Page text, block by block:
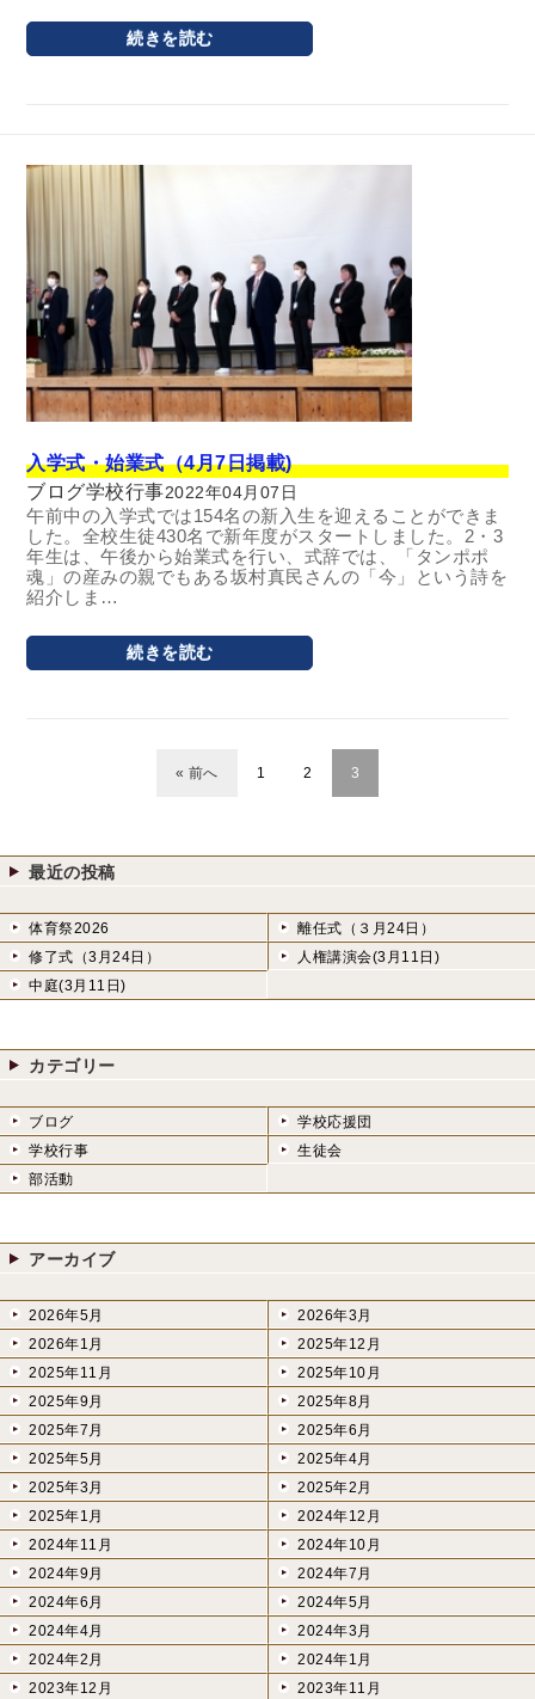
続きを読む
入学式・始業式（4月7日掲載)
ブログ学校行事2022年04月07日
午前中の入学式では154名の新入生を迎えることができま
した。全校生徒430名で新年度がスタートしました。2・3
年生は、午後から始業式を行い、式辞では、「タンポポ
魂」の産みの親でもある坂村真民さんの「今」という詩を
紹介しま…
続きを読む
« 前へ 1 2 3
最近の投稿
体育祭2026
離任式（３月24日）
修了式（3月24日）
人権講演会(3月11日)
中庭(3月11日)
カテゴリー
ブログ
学校応援団
学校行事
生徒会
部活動
アーカイブ
2026年5月
2026年3月
2026年1月
2025年12月
2025年11月
2025年10月
2025年9月
2025年8月
2025年7月
2025年6月
2025年5月
2025年4月
2025年3月
2025年2月
2025年1月
2024年12月
2024年11月
2024年10月
2024年9月
2024年7月
2024年6月
2024年5月
2024年4月
2024年3月
2024年2月
2024年1月
2023年12月
2023年11月